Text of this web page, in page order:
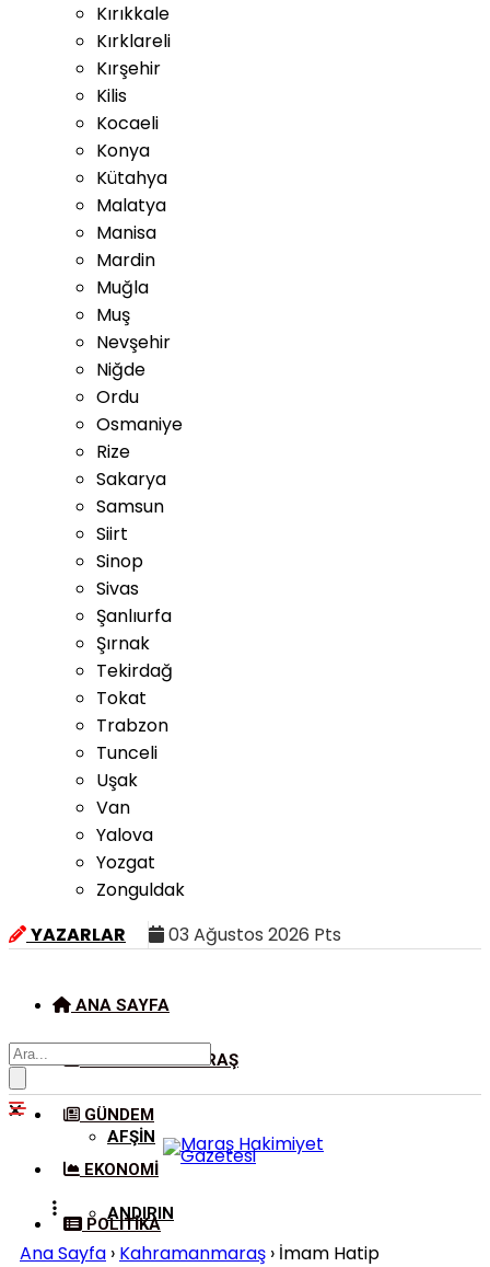
Kırıkkale
Kırklareli
Kırşehir
Kilis
Kocaeli
Konya
Kütahya
Malatya
Manisa
Mardin
Muğla
Muş
Nevşehir
Niğde
Ordu
Osmaniye
Rize
Sakarya
Samsun
Siirt
Sinop
Sivas
Şanlıurfa
Şırnak
Tekirdağ
Tokat
Trabzon
Tunceli
Uşak
Van
Yalova
Yozgat
Zonguldak
YAZARLAR
03 Ağustos 2026 Pts
ANA SAYFA
KAHRAMANMARAŞ
AFŞIN
ANDIRIN
GÜNDEM
EKONOMI
POLITIKA
Ana Sayfa › Kahramanmaraş › İmam Hatip